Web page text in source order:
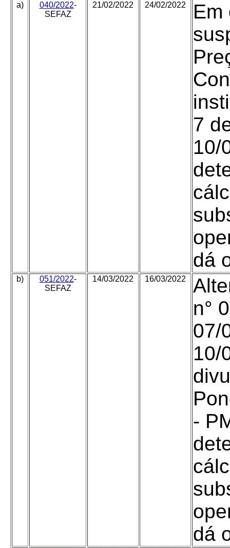
a) 040/2022-
SEFAZ
21/02/2022 24/02/2022
Em
7
10/
dá
b) 051/2022-
SEFAZ
14/03/2022 16/03/2022
n°
07/
10/
-
dá